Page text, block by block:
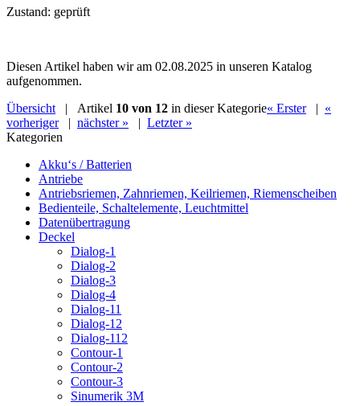
Zustand: geprüft
Diesen Artikel haben wir am 02.08.2025 in unseren Katalog
aufgenommen.
Übersicht| Artikel 10 von 12 in dieser Kategorie« Erster| «
vorheriger| nächster » | Letzter »
Kategorien
Akku‘s / Batterien
Antriebe
Antriebsriemen, Zahnriemen, Keilriemen, Riemenscheiben
Bedienteile, Schaltelemente, Leuchtmittel
Datenübertragung
Deckel
Dialog-1
Dialog-2
Dialog-3
Dialog-4
Dialog-11
Dialog-12
Dialog-112
Contour-1
Contour-2
Contour-3
Sinumerik 3M